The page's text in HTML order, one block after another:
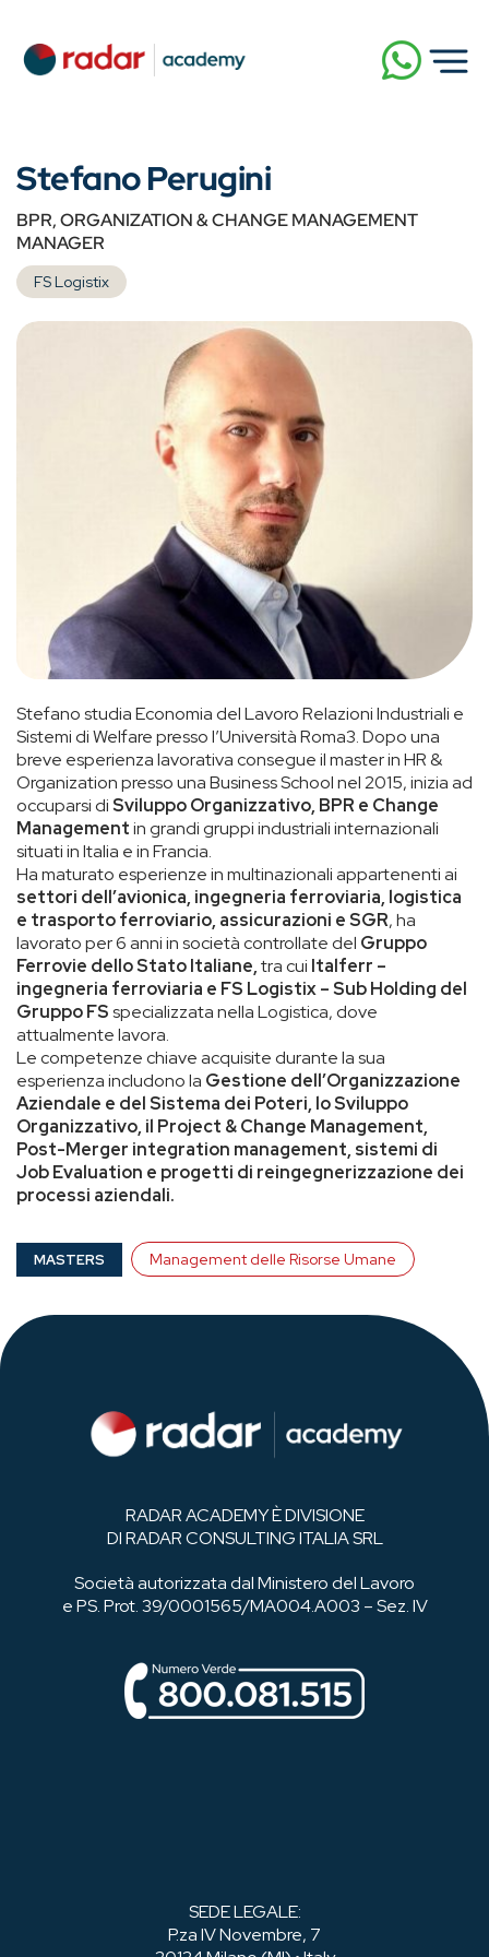
Stefano Perugini
BPR, ORGANIZATION & CHANGE MANAGEMENT
MANAGER
FS Logistix
Stefano studia Economia del Lavoro Relazioni Industriali e
Sistemi di Welfare presso l’Università Roma3. Dopo una
breve esperienza lavorativa consegue il master in HR &
Organization presso una Business School nel 2015, inizia ad
occuparsi diSviluppo Organizzativo, BPR e Change
Managementin grandi gruppi industriali internazionali
situati in Italia e in Francia.
Ha maturato esperienze in multinazionali appartenenti ai
settori dell’avionica, ingegneria ferroviaria, logistica
e trasporto ferroviario, assicurazioni e SGR, ha
lavorato per 6 anni in società controllate del Gruppo
Ferrovie dello Stato Italiane,tra cui Italferr –
ingegneria ferroviaria e FS Logistix – Sub Holding del
Gruppo FSspecializzata nella Logistica, dove
attualmente lavora.
Le competenze chiave acquisite durante la sua
esperienza includono la Gestione dell’Organizzazione
Aziendale e del Sistema dei Poteri, lo Sviluppo
Organizzativo, il Project & Change Management,
Post-Merger integration management, sistemi di
Job Evaluation e progetti di reingegnerizzazione dei
processi aziendali.
MASTERS Management delle Risorse Umane
RADAR ACADEMY È DIVISIONE
DI RADAR CONSULTING ITALIA SRL
Società autorizzata dal Ministero del Lavoro
e PS. Prot. 39/0001565/MA004.A003 – Sez. IV
SEDE LEGALE:
P.za IV Novembre, 7